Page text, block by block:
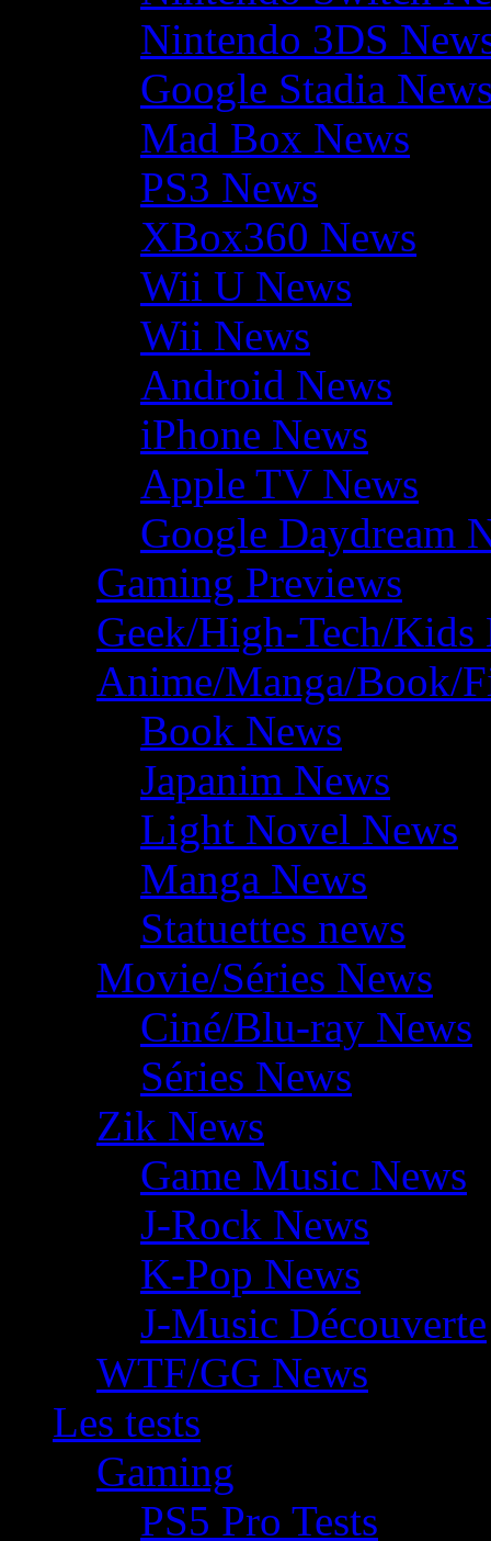
Nintendo 3DS
Google Stadia
Mad Box News
PS3 News
XBox360 News
Wii U News
Wii News
Android News
iPhone News
Apple TV News
Google Daydream
Gaming Previews
Geek/High-Tech/Kids
Anime/Manga/Book/
Book News
Japanim News
Light Novel News
Manga News
Statuettes news
Movie/Séries News
Ciné/Blu-ray News
Séries News
Zik News
Game Music News
J-Rock News
K-Pop News
J-Music Découverte
WTF/GG News
Les tests
Gaming
PS5 Pro Tests